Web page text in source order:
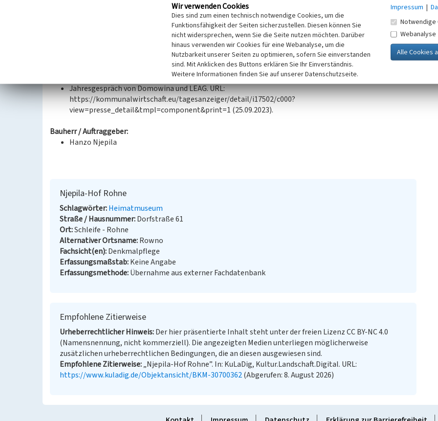
1806, 1999 durch den Förderverein Njepila-Hof e. V. übernommen
Vattenfall einigt sich mit Schleife. URL: https://www.saechsische.de/plus/vattenfall-einigt-sich-mit-
schleife-2238170.html (25.09.2023).
Jahresgespräch von Domowina und LEAG. URL:
https://kommunalwirtschaft.eu/tagesanzeiger/detail/i17502/c000?
view=presse_detail&tmpl=component&print=1 (25.09.2023).
Bauherr / Auftraggeber:
Hanzo Njepila
Njepila-Hof Rohne
Schlagwörter Heimatmuseum
Straße / Hausnummer Dorfstraße 61
Ort Schleife - Rohne
Alternativer Ortsname Rowno
Fachsicht(en) Denkmalpflege
Erfassungsmaßstab Keine Angabe
Erfassungsmethode Übernahme aus externer Fachdatenbank
Empfohlene Zitierweise
Urheberrechtlicher Hinweis Der hier präsentierte Inhalt steht unter der freien Lizenz CC BY-NC 4.0
(Namensnennung, nicht kommerziell). Die angezeigten Medien unterliegen möglicherweise
zusätzlichen urheberrechtlichen Bedingungen, die an diesen ausgewiesen sind.
Empfohlene Zitierweise „Njepila-Hof Rohne”. In: KuLaDig, Kultur.Landschaft.Digital. URL:
https://www.kuladig.de/Objektansicht/BKM-30700362(Abgerufen: 8. August 2026)
Wir verwenden Cookies
Dies sind zum einen technisch notwendige Cookies, um die
Funktionsfähigkeit der Seiten sicherzustellen. Diesen können Sie
nicht widersprechen, wenn Sie die Seite nutzen möchten. Darüber
hinaus verwenden wir Cookies für eine Webanalyse, um die
Nutzbarkeit unserer Seiten zu optimieren, sofern Sie einverstanden
sind. Mit Anklicken des Buttons erklären Sie Ihr Einverständnis.
Weitere Informationen finden Sie auf unserer Datenschutzseite.
Impressum |
Notwendige
Webanalyse